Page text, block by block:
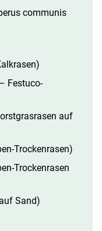
communis
Festuco-
auf
Trockenrasen)
Trockenrasen
Sand)